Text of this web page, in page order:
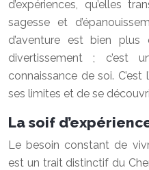
d’expériences, qu’elles
sagesse et
d’aventure est bien plus
divertissement ;
connaissance de soi.
ses limites et de se
La soif
Le besoin constant de
est un trait distinctif du